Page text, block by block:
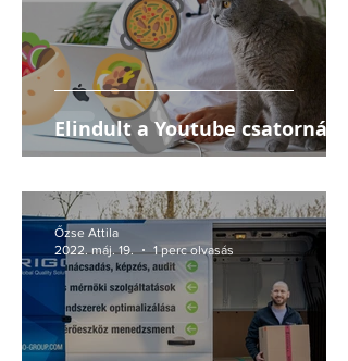
Elindult a Youtube csatornám
Őzse Attila
2022. máj. 19.
1 perc olvasás